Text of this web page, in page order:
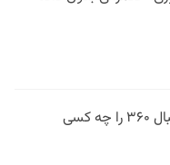
فیلتر در وقت اضافه؛ فوتبال ۳۶۰ را چه کسی